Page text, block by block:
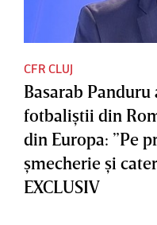
CFR CLUJ
Basarab
fotbaliştii din
din Europa: ”Pe
şmecherie şi
EXCLUSIV